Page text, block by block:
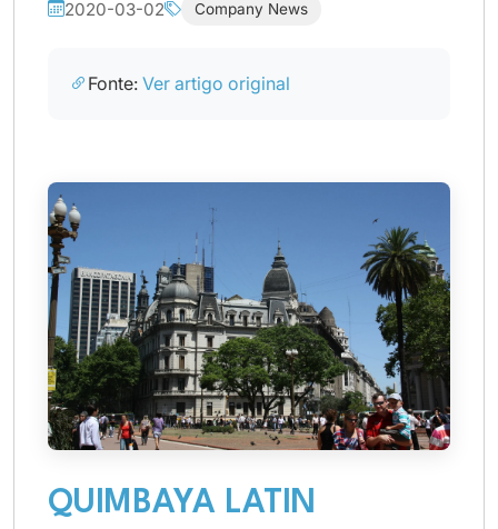
2020-03-02 Company News
Fonte: Ver artigo original
QUIMBAYA LATIN